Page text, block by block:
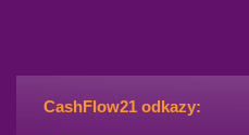
CashFlow21 odkazy: